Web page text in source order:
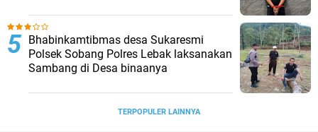
Bhabinkamtibmas desa Sukaresmi
Polsek Sobang Polres Lebak laksanakan
Sambang di Desa binaanya
TERPOPULER LAINNYA